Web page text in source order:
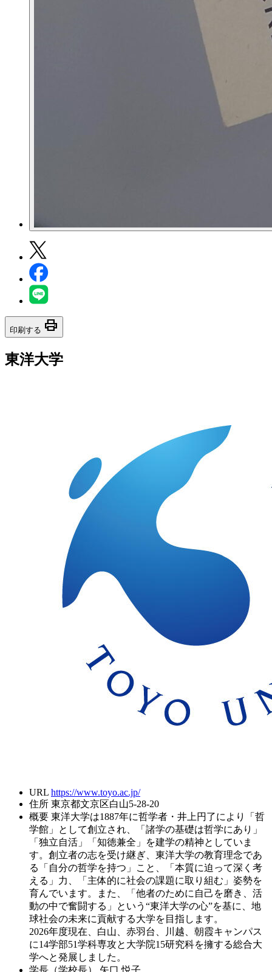
印刷する print
東洋大学
URL https://www.toyo.ac.jp/
住所 東京都文京区白山5-28-20
概要 東洋大学は1887年に哲学者・井上円了により「哲
学館」として創立され、「諸学の基礎は哲学にあり」
「独立自活」「知徳兼全」を建学の精神としていま
す。創立者の志を受け継ぎ、東洋大学の教育理念であ
る「自分の哲学を持つ」こと、「本質に迫って深く考
える」力、「主体的に社会の課題に取り組む」姿勢を
育んでいます。また、「他者のために自己を磨き、活
動の中で奮闘する」という“東洋大学の心”を基に、地
球社会の未来に貢献する大学を目指します。
2026年度現在、白山、赤羽台、川越、朝霞キャンパス
に14学部51学科専攻と大学院15研究科を擁する総合大
学へと発展しました。